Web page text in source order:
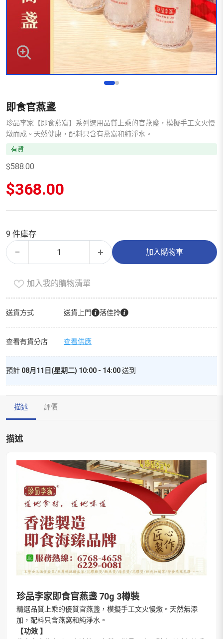
即食官燕盞
珍品李家【即食燕窩】系列選用品質上乘的官燕盞，模擬手工文火慢
燉而成。天然健康，配料只含有燕窩和純淨水。
有貨
$588.00
原
始
$368.00
格：
$368.00。
9 件庫存
−
即
食
盞
數
+ 加入購物車
Alternative:
加入我的購物清單
送貨方式 送貨上門 落佳拎
查看有貨分店 查看供應
預計 08月11日(星期二) 10:00 - 14:00送到
描述 評價
描述
珍品李家即食官燕盞 70g 3樽裝
精選品質上乘的優質官燕盞，模擬手工文火慢燉。天然無添
加，配料只含燕窩和純淨水。
【功效 】